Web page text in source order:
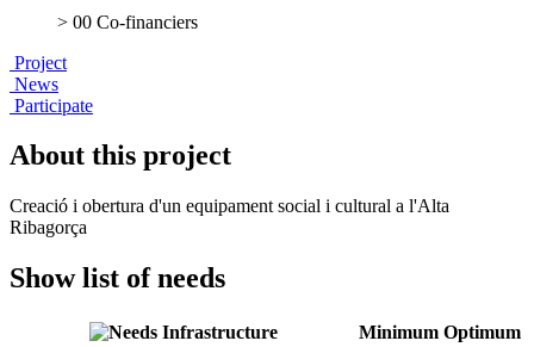
> 00 Co-financiers
Project
News
Participate
About this project
Creació i obertura d'un equipament social i cultural a l'Alta
Ribagorça
Show list of needs
Infrastructure Minimum Optimum